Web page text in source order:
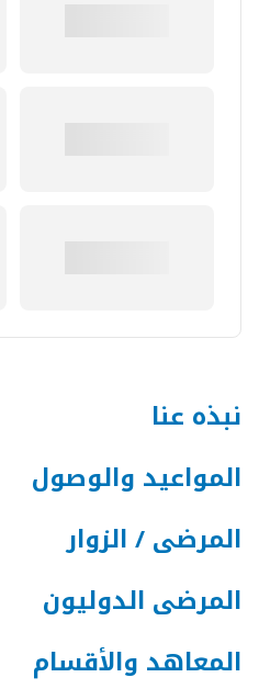
نبذه عنا
المواعيد والوصول
المرضى / الزوار
المرضى الدوليون
المعاهد والأقسام